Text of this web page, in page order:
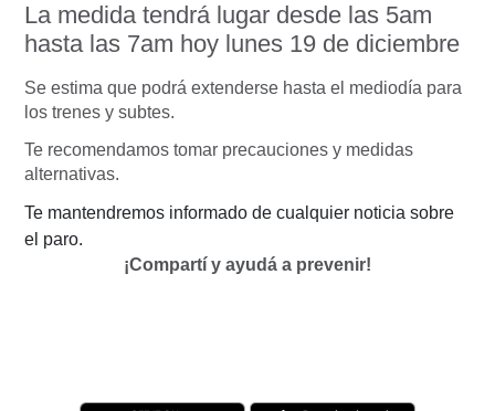
La medida tendrá lugar desde las 5am
hasta las 7am hoy lunes 19 de diciembre
Se estima que podrá extenderse hasta el mediodía para
los trenes y subtes.
Te recomendamos tomar precauciones y medidas
alternativas.
Te mantendremos informado de cualquier noticia sobre
el paro.
¡Compartí y ayudá a prevenir!